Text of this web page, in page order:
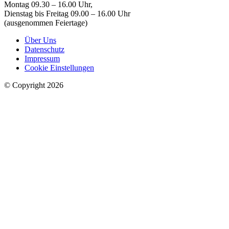
Montag 09.30 – 16.00 Uhr,
Dienstag bis Freitag 09.00 – 16.00 Uhr
(ausgenommen Feiertage)
Über Uns
Datenschutz
Impressum
Cookie Einstellungen
© Copyright 2026